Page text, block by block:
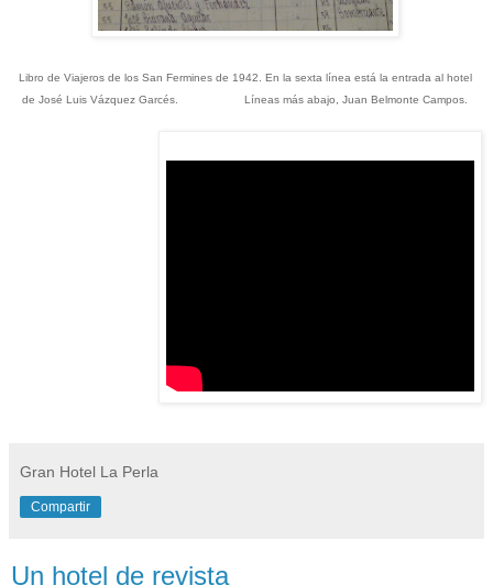
Libro de Viajeros de los San Fermines de 1942. En la sexta línea está la entrada al hotel
de José Luis Vázquez Garcés. Líneas más abajo, Juan Belmonte Campos.
Gran Hotel La Perla
Compartir
Un hotel de revista